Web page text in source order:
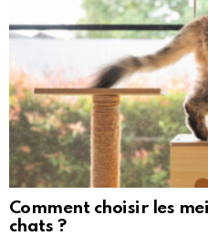
Comment choisir les
chats ?